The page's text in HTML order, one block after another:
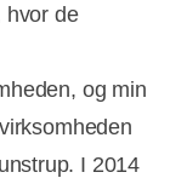
hvor de
og min
I 2014